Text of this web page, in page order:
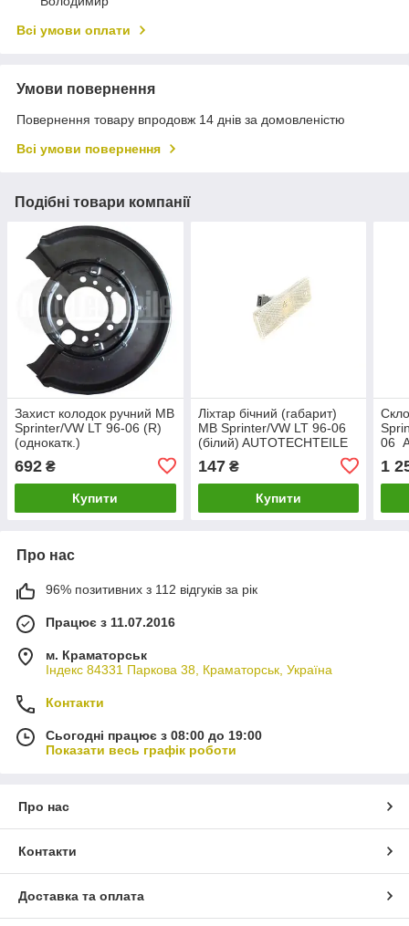
Всі умови оплати
Умови повернення
Повернення товару впродовж 14 днів за домовленістю
Всі умови повернення
Подібні товари компанії
Захист колодок ручний MB
Sprinter/VW LT 96-06 (R)
(однокатк.)
692 ₴
Купити
Ліхтар бічний (габарит)
MB Sprinter/VW LT 96-06
(білий) AUTOTECHTEILE
147₴
Купити
06
1
Про нас
96% позитивних з 112 відгуків за рік
Працює з 11.07.2016
м. Краматорськ
Індекс 84331 Паркова 38, Краматорськ, Україна
Контакти
Сьогодні працює з 08:00 до 19:00
Показати весь графік роботи
Про нас
Контакти
Доставка та оплата